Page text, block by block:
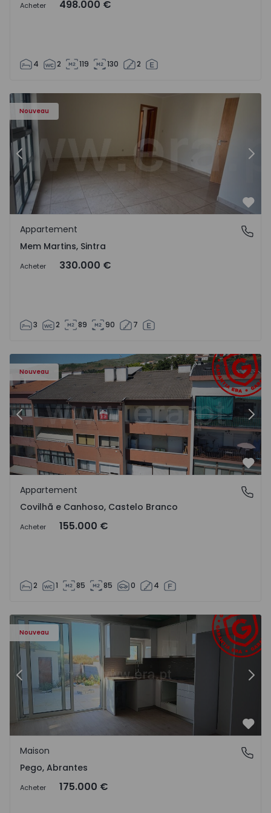
Acheter 498.000 €
4 2 119 130 2
Nouveau
- 15
Appartement T3 Sintra, Algueirão-Mem Martins -
Précédent
Mem Martins, Sintra
Appartement
Mem Martins, Sintra
Acheter 330.000 €
3 2 89 90 7
Nouveau
- 18
Appartement T2 Covilhã, Covilhã e Canhoso - 1497806 -
Précédent
Covilhã e Canhoso, Castelo Branco
Appartement
Covilhã e Canhoso, Castelo Branco
Acheter 155.000 €
2 1 85 85 0 4
Nouveau
Maison T2 Abrantes, Pego - 1575171 - 9
Précédent
Pego, Abrantes
Maison
Pego, Abrantes
Acheter 175.000 €